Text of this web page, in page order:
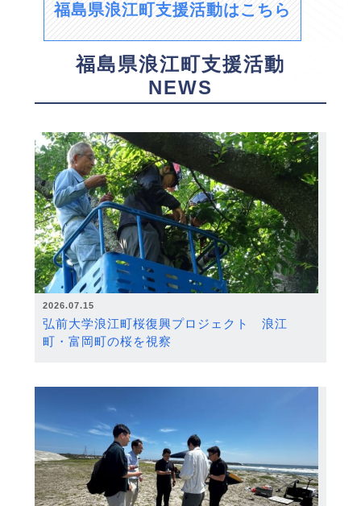
福島県浪江町支援活動はこちら
福島県浪江町支援活動
NEWS
2026.07.15
弘前大学浪江町桜復興プロジェクト 浪江
町・富岡町の桜を視察